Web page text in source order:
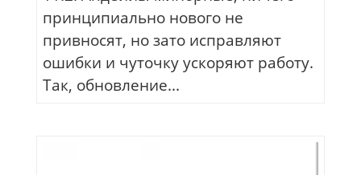
принципиально нового не
привносят, но зато исправляют
ошибки и чуточку ускоряют работу.
Так, обновление...